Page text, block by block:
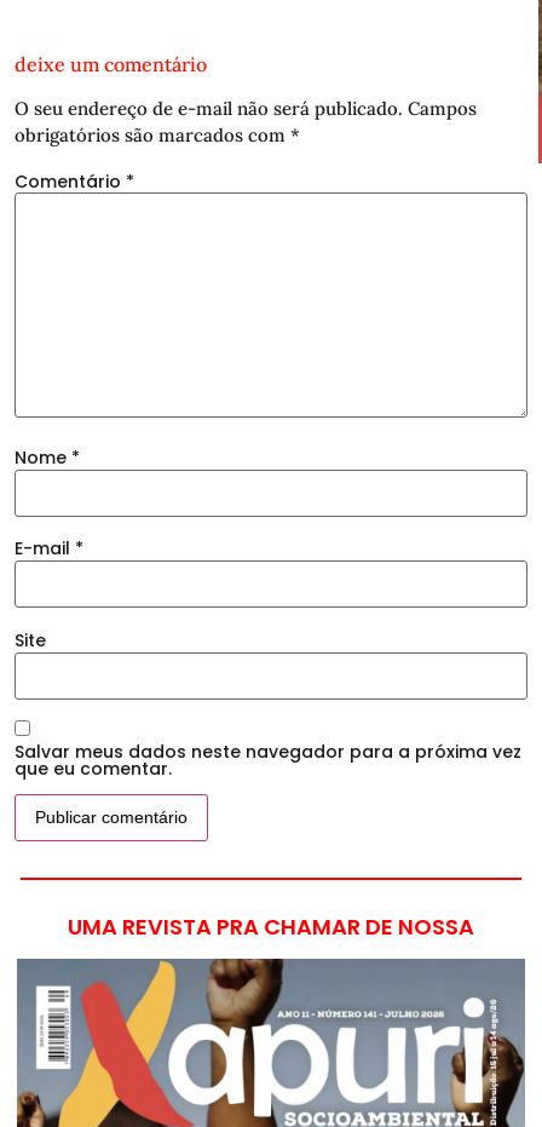
deixe um comentário
O seu endereço de e-mail não será publicado. Campos
obrigatórios são marcados com *
Comentário *
Nome *
E-mail *
Site
Salvar meus dados neste navegador para a próxima vez
que eu comentar.
UMA REVISTA PRA CHAMAR DE NOSSA